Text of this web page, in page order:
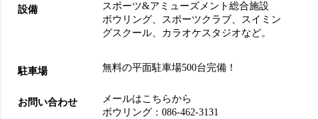
設備
スポーツ&アミューズメント総合施設
ボウリング、 スポーツクラブ、 スイミン
グスクール、 カラオケスタジオなど。
駐車場 無料の平面駐車場500台完備！
お問い合わせ
メールはこちらから
ボウリング：086-462-3131